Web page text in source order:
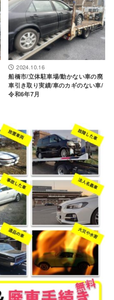
2024.10.16
船橋市/立体駐車場/動かない車の廃
車引き取り実績/車のカギのない車/
令和6年7月